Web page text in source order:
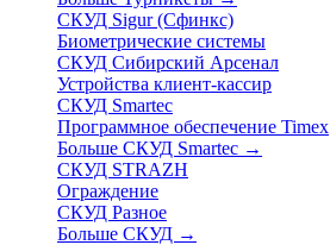
СКУД Sigur (Сфинкс)
Биометрические системы
СКУД Сибирский Арсенал
Устройства клиент-кассир
СКУД Smartec
Программное обеспечение Timex
Больше СКУД Smartec →
СКУД STRAZH
Ограждение
СКУД Разное
Больше СКУД →